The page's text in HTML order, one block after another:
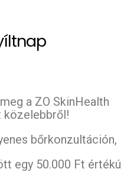
a ZO SkinHealth
bőrkonzultáción,
egy 50.000 Ft értékú